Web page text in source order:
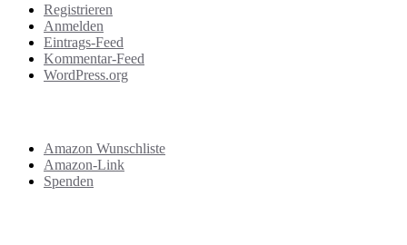
Registrieren
Anmelden
Eintrags-Feed
Kommentar-Feed
WordPress.org
Amazon Wunschliste
Amazon-Link
Spenden